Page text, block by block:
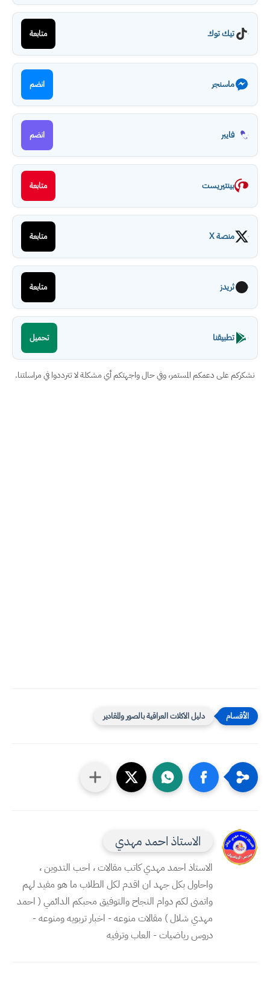
تيك توك متابعة
ماسنجر انضم
فايبر انضم
بينتيريست متابعة
منصة X متابعة
ثريدز متابعة
تطبيقنا تحميل
نشكركم على دعمكم المستمر، وفي حال واجهتكم أي مشكلة لا تترددوا في مراسلتنا.
دليل الاكلات العراقية بالصور والمقادير
الاستاذ احمد مهدي
الاستاذ احمد مهدي كاتب مقالات ، احب التدوين ،
واحاول بكل جهد ان اقدم لكل الطلاب ما هو مفيد لهم
واتمنى لكم دوام النجاح والتوفيق محبكم الدائمي ( احمد
مهدي شلال ) مقالات منوعه - اخبار تربويه ومنوعه -
دروس رياضيات - العاب وترفيه